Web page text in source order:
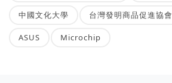
中國文化大學 台灣發明商品促進協會
ASUS Microchip